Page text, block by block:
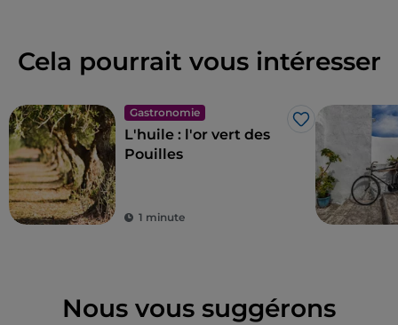
Cela pourrait vous intéresser
Gastronomie
J’aime
L'huile : l'or vert des
Pouilles
1 minute
Nous vous suggérons